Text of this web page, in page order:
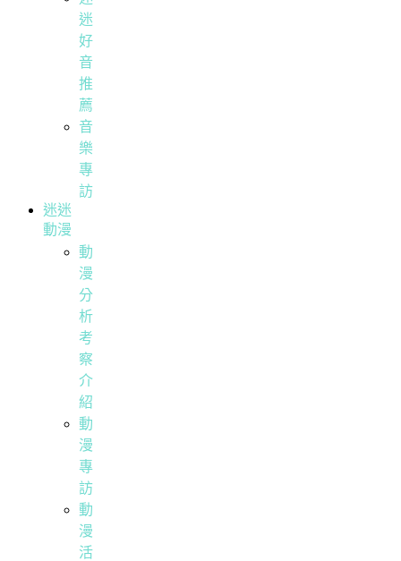
迷
好
音
推
薦
音
樂
專
訪
迷迷
動漫
動
漫
分
析
考
察
介
紹
動
漫
專
訪
動
漫
活